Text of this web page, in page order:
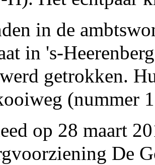
in de
in 's-
werd getrokken.
(nummer
op 28 maart
De